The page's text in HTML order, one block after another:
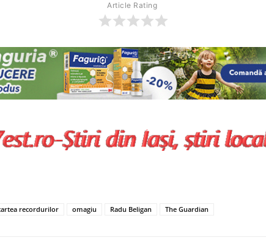
Article Rating
recordurilor omagiu Radu Beligan The Guardian